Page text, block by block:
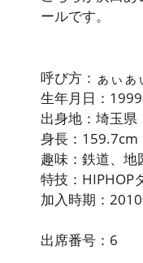
ールです。
呼び方：ぁぃぁ
生年月日：
出身地：埼玉県
身長：159.7cm
趣味：鉄道、地
特技：HIPHOP
加入時期：
出席番号：6